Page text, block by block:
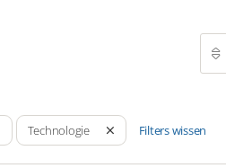
Technologie Filters wissen